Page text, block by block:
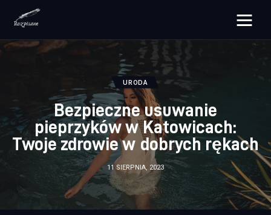
rozpisane.pl
Zdrowie
Uroda
Dom i ogród
Więcej
URODA
Bezpieczne usuwanie
pieprzyków w Katowicach:
Twoje zdrowie w dobrych rękach
11 SIERPNIA, 2023